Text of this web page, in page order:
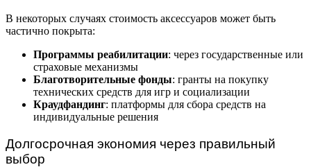
В некоторых случаях стоимость аксессуаров может быть
частично покрыта:
Программы реабилитации: через государственные или
страховые механизмы
Благотворительные фонды: гранты на покупку
технических средств для игр и социализации
Краудфандинг: платформы для сбора средств на
индивидуальные решения
Долгосрочная экономия через правильный
выбор